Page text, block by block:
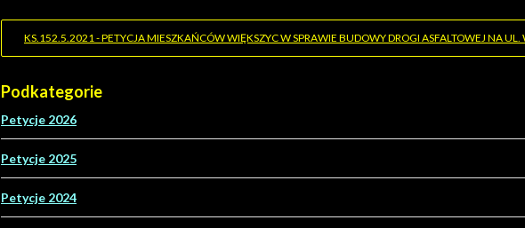
KS.152.5.2021 - PETYCJA MIESZKAŃCÓW WIĘKSZYC W SPRAWIE BUDOWY DROGI ASFALTOWEJ NA UL.
Podkategorie
Petycje 2026
Petycje 2025
Petycje 2024